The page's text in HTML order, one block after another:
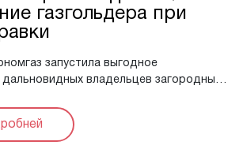
газгольдера при
запустила выгодное
владельцев загородных
газгольдера в ...